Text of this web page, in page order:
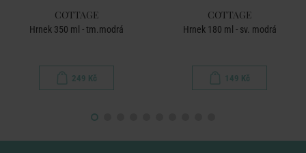
COTTAGE
Hrnek 350 ml - tm.modrá
249 Kč
COTTAGE
Hrnek 180 ml - sv. modrá
149 Kč